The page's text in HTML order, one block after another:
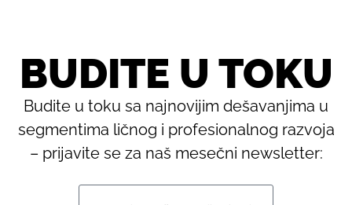
BUDITE U TOKU
Budite u toku sa najnovijim dešavanjima u
segmentima ličnog i profesionalnog razvoja
– prijavite se za naš mesečni newsletter: